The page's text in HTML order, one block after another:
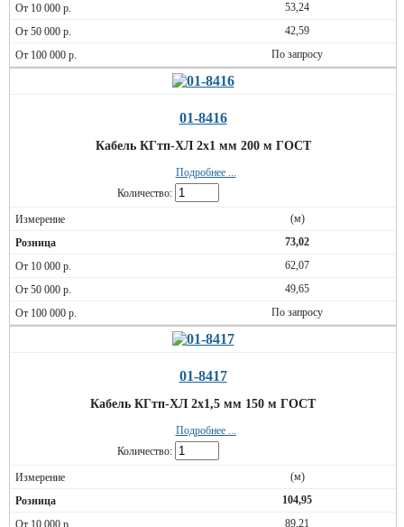
53,24
42,59
По запросу
01-8416
Кабель КГтп-ХЛ 2х1 мм 200 м ГОСТ
Подробнее ...
Количество:
(м)
73,02
62,07
49,65
По запросу
01-8417
Кабель КГтп-ХЛ 2х1,5 мм 150 м ГОСТ
Подробнее ...
Количество:
(м)
104,95
89,21